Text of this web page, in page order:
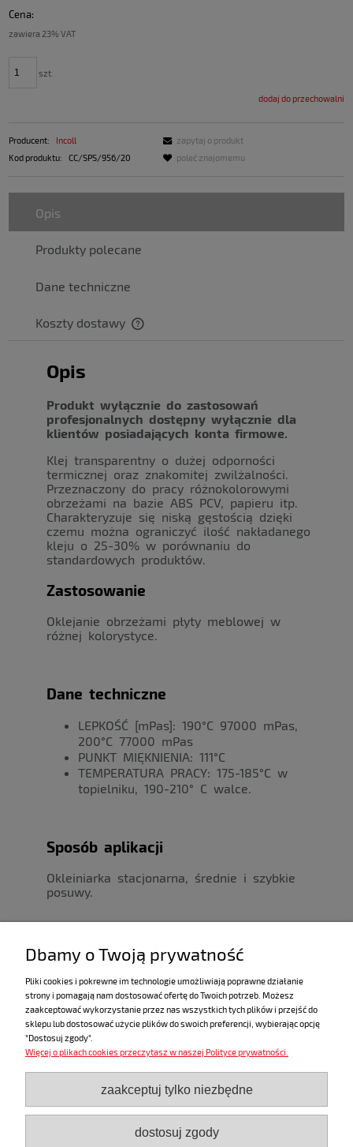
Cena:
zawiera 23% VAT
szt.
dodaj do przechowalni
Producent:
Incoll
Kod produktu:
CC/SPS/956/20
zapytaj o produkt
poleć znajomemu
Opis
Produkty polecane
Dane techniczne
Koszty dostawy
Opis
Produkt wyłącznie do zastosowań
profesjonalnych dostępny wyłącznie dla
klientów posiadających konta firmowe.
Klej transparentny o dużej odporności
termicznej oraz znakomitej zwilżalności.
Przeznaczony do pracy różnokolorowymi
obrzeżami na bazie ABS PCV, papieru itp.
Charakteryzuje się niską gęstością dzięki
czemu można ograniczyć ilość nakładanego
kleju o 25-30% w porównaniu do
standardowych produktów.
Zastosowanie
Oklejanie obrzeżami płyty meblowej w
różnej kolorystyce.
Dane techniczne
LEPKOŚĆ [mPas]: 190°C 97000 mPas,
200°C 77000 mPas
PUNKT MIĘKNIENIA: 111°C
TEMPERATURA PRACY: 175-185°C w
topielniku, 190-210° C walce.
Sposób aplikacji
Okleiniarka stacjonarna, średnie i szybkie
posuwy.
POMOC
MOJE KONTO
Dbamy o Twoją prywatność
Pliki cookies i pokrewne im technologie umożliwiają poprawne działanie
strony i pomagają nam dostosować ofertę do Twoich potrzeb. Możesz
zaakceptować wykorzystanie przez nas wszystkich tych plików i przejść do
sklepu lub dostosować użycie plików do swoich preferencji, wybierając opcję
"Dostosuj zgody".
Więcej o plikach cookies przeczytasz w naszej Polityce prywatności.
zaakceptuj tylko niezbędne
dostosuj zgody